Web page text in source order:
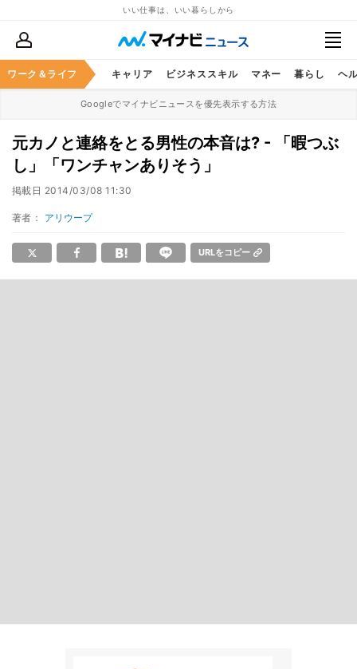
いい仕事は、いい暮らしから
ワーク＆ライフ キャリア ビジネススキル マネー 暮らし ヘ
Googleでマイナビニュースを優先表示する方法
元カノと連絡をとる男性の本音は? - 「暇つぶ
し」「ワンチャンありそう」
掲載日 2014/03/08 11:30
著者： アリウープ
URLをコピー